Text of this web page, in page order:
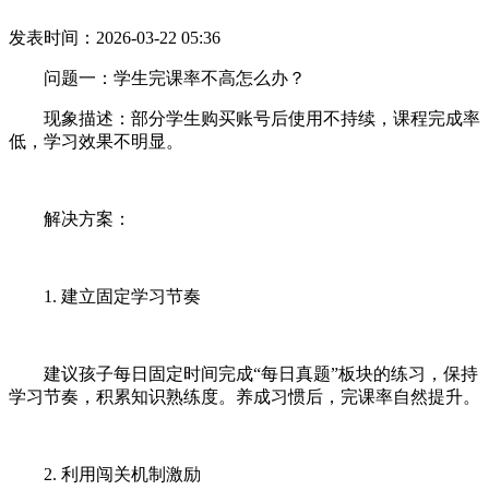
发表时间：2026-03-22 05:36
问题一：学生完课率不高怎么办？
现象描述：部分学生购买账号后使用不持续，课程完成率
低，学习效果不明显。
解决方案：
1. 建立固定学习节奏
建议孩子每日固定时间完成“每日真题”板块的练习，保持
学习节奏，积累知识熟练度。养成习惯后，完课率自然提升。
2. 利用闯关机制激励